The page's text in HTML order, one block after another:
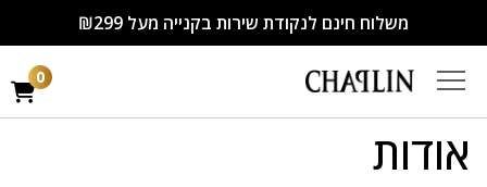
משלוח חינם לנקודת שירות בקנייה מעל ₪299
0
אודות